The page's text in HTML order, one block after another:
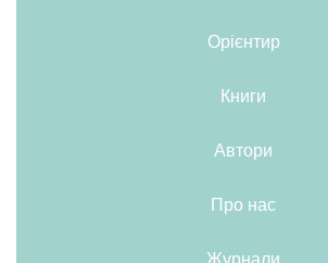
Орієнтир
Книги
Автори
Про нас